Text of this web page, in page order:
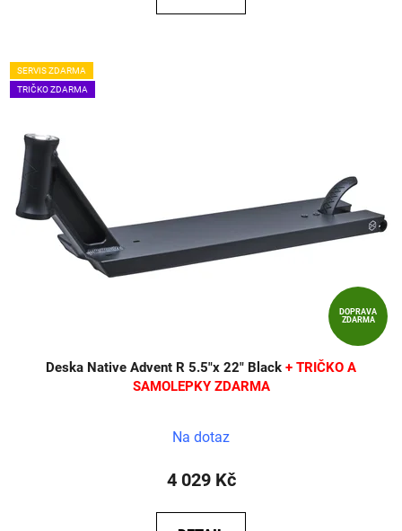
SERVIS ZDARMA
TRIČKO ZDARMA
DOPRAVA
ZDARMA
Deska Native Advent R 5.5"x 22" Black + TRIČKO A
SAMOLEPKY ZDARMA
Na dotaz
4 029 Kč